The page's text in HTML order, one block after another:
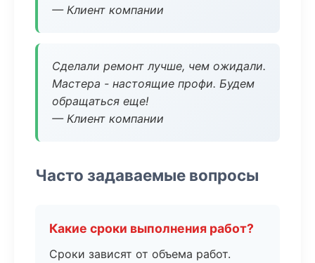
— Клиент компании
Сделали ремонт лучше, чем ожидали.
Мастера - настоящие профи. Будем
обращаться еще!
— Клиент компании
Часто задаваемые вопросы
Какие сроки выполнения работ?
Сроки зависят от объема работ.